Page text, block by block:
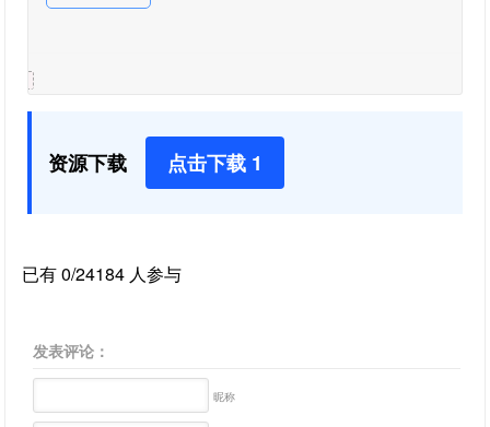
资源下载 点击下载 1
已有 0/24184 人参与
发表评论：
昵称